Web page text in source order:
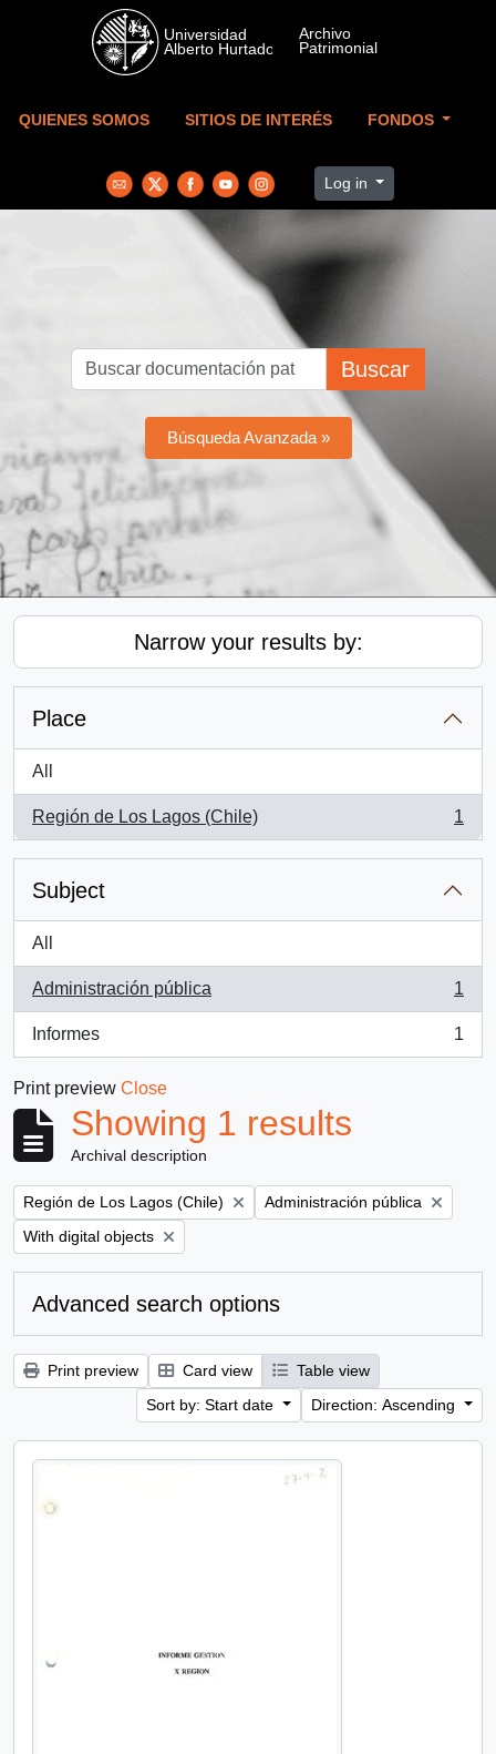
Skip to main content
QUIENES SOMOS SITIOS DE INTERÉS FONDOS
Log in
Buscar
Búsqueda Avanzada »
Narrow your results by:
Place
All
Región de Los Lagos (Chile)
, 1 results
1
Subject
All
Administración pública
, 1 results
1
Informes
, 1 results
1
Print preview Close
Showing 1 results
Archival description
Remove filter:
Región de Los Lagos (Chile) Remove filter:
Administración pública
Remove filter:
With digital objects
Advanced search options
Print preview Card view
Table view
Sort by: Start date
Direction: Ascending